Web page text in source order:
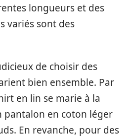
longueurs et des
variés sont des
de choisir des
bien ensemble. Par
en lin se marie à la
pantalon en coton léger
En revanche, pour des